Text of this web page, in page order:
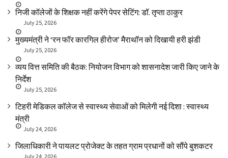
निजी कॉलेजों के शिक्षक नहीं करेंगे पेपर सेटिंग: डॉ. तृप्ता ठाकुर
July 25, 2026
मुख्यमंत्री ने ‘रन फॉर कारगिल हीरोज’ मैराथॉन को दिखायी हरी झंडी
July 25, 2026
व्यय वित्त समिति की बैठक: नियोजन विभाग को शासनादेश जारी किए जाने के
निर्देश
July 25, 2026
टिहरी मेडिकल कॉलेज से स्वास्थ्य सेवाओं को मिलेगी नई दिशा : स्वास्थ्य
मंत्री
July 24, 2026
जिलाधिकारी ने पायलट प्रोजेक्ट के तहत ग्राम प्रधानों को सौंपे बुशकटर
July 24, 2026